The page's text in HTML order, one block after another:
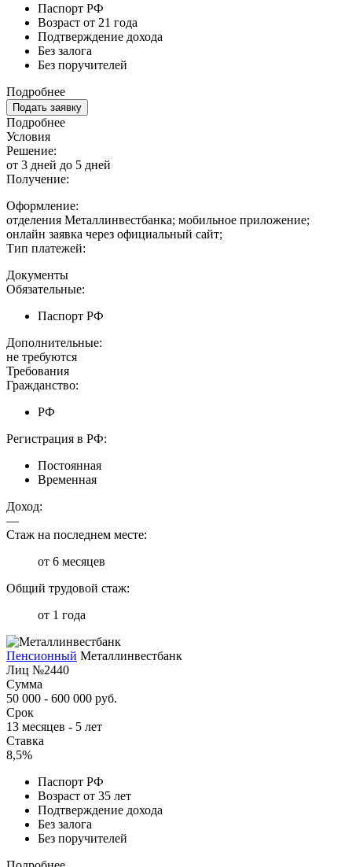
Паспорт РФ
Возраст от 21 года
Подтверждение дохода
Без залога
Без поручителей
Подробнее
Подать заявку
Подробнее
Условия
Решение:
от 3 дней до 5 дней
Получение:
Оформление:
отделения Металлинвестбанка; мобильное приложение;
онлайн заявка через официальный сайт;
Тип платежей:
Документы
Обязательные:
Паспорт РФ
Дополнительные:
не требуются
Требования
Гражданство:
РФ
Регистрация в РФ:
Постоянная
Временная
Доход:
—
Стаж на последнем месте:
от 6 месяцев
Общий трудовой стаж:
от 1 года
Пенсионный Металлинвестбанк
Лиц №2440
Сумма
50 000 - 600 000 руб.
Срок
13 месяцев - 5 лет
Ставка
8,5%
Паспорт РФ
Возраст от 35 лет
Подтверждение дохода
Без залога
Без поручителей